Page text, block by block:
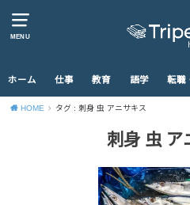
MENU
ホーム 仕事 教育 語学 転職
HOME タグ : 刺身 虫 アニサキス
刺身 虫 ア